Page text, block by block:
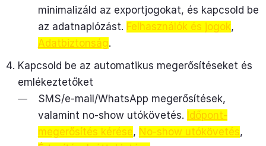
minimalizáld az exportjogokat, és kapcsold be
az adatnaplózást. Felhasználók és jogok,
Adatbiztonság.
Kapcsold be az automatikus megerősítéseket és
emlékeztetőket
SMS/e-mail/WhatsApp megerősítések,
valamint no-show utókövetés. Időpont-
megerősítés kérése, No-show utókövetés,